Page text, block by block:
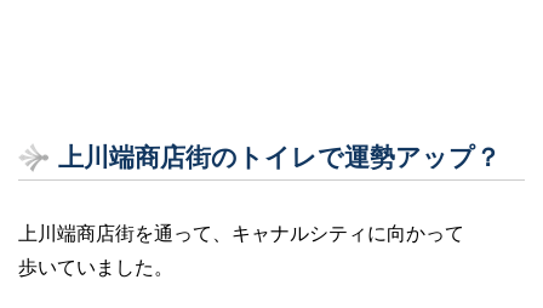
上川端商店街のトイレで運勢アップ？
上川端商店街を通って、キャナルシティに向かって
歩いていました。